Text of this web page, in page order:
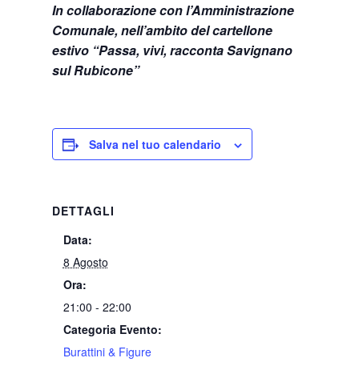
In collaborazione con l’Amministrazione
Comunale, nell’ambito del cartellone
estivo “Passa, vivi, racconta Savignano
sul Rubicone”
Salva nel tuo calendario
DETTAGLI
Data:
8 Agosto
Ora:
21:00 - 22:00
Categoria Evento:
Burattini & Figure